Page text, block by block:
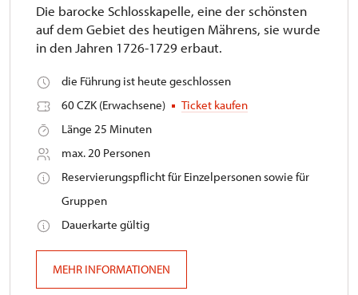
Die barocke Schlosskapelle, eine der schönsten
auf dem Gebiet des heutigen Mährens, sie wurde
in den Jahren 1726-1729 erbaut.
die Führung ist heute geschlossen
60 CZK (Erwachsene)
Ticket kaufen
Länge 25 Minuten
max. 20 Personen
Reservierungspflicht für Einzelpersonen sowie für
Gruppen
Dauerkarte gültig
MEHR INFORMATIONEN